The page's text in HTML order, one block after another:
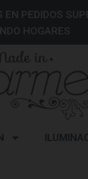
EN PEDIDOS
HOGARES